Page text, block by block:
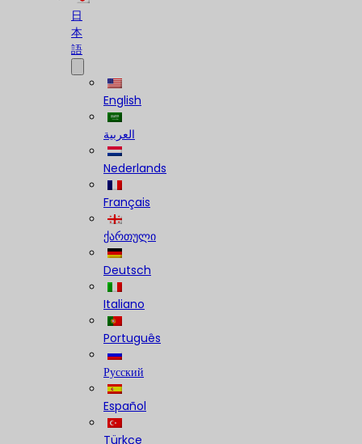
日
本
語
English
العربية
Nederlands
Français
ქართული
Deutsch
Italiano
Português
Русский
Español
Türkçe